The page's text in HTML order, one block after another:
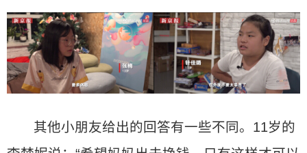
其他小朋友给出的回答有一些不同。11岁的